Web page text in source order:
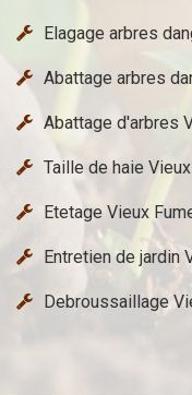
Elagage arbres
Abattage arbres
Abattage d'arbres
Taille de haie
Etetage Vieux
Entretien de jardin
Debroussaillage